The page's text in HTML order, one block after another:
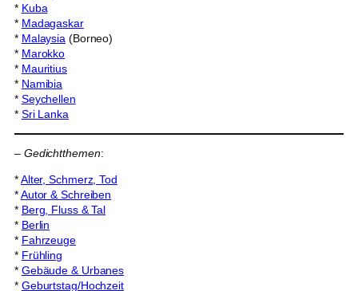
* Kuba
* Madagaskar
* Malaysia (Borneo)
* Marokko
* Mauritius
* Namibia
* Seychellen
* Sri Lanka
– Gedichtthemen:
*Alter, Schmerz, Tod
*Autor & Schreiben
* Berg, Fluss & Tal
* Berlin
* Fahrzeuge
* Frühling
* Gebäude & Urbanes
* Geburtstag/Hochzeit